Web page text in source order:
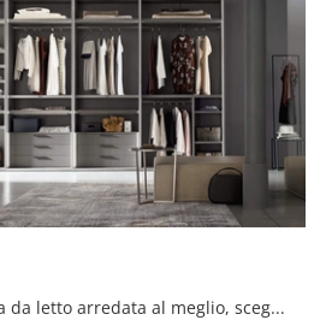
Se desideri una camera da letto arredata al meglio, scegli l'armadio Wall con ante scorrevoli di Maronese!